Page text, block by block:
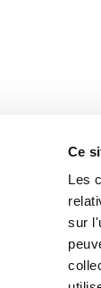
Ce
Les
sur